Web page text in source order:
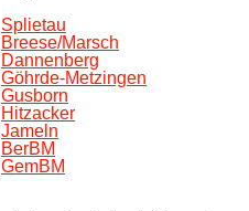
Splietau
Breese/Marsch
Dannenberg
Göhrde-Metzingen
Gusborn
Hitzacker
Jameln
BerBM
GemBM